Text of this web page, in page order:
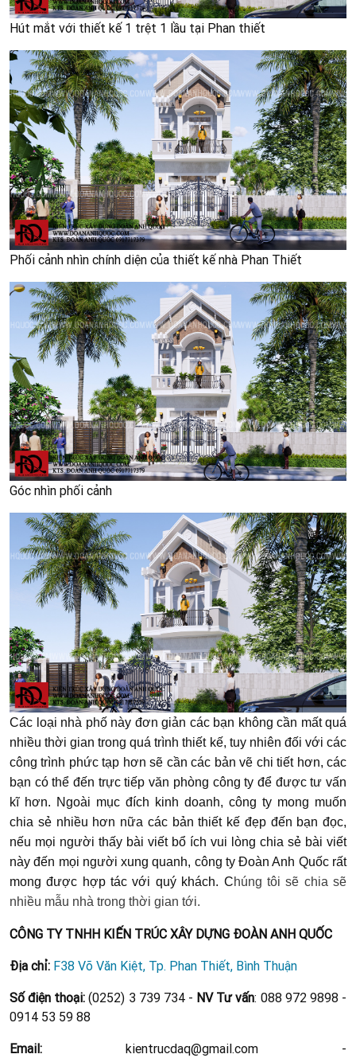
Hút mắt với thiết kế 1 trệt 1 lầu tại Phan thiết
Phối cảnh nhìn chính diện của thiết kế nhà Phan Thiết
Góc nhìn phối cảnh
Các loại nhà phố này đơn giản các bạn không cần mất quá
nhiều thời gian trong quá trình thiết kế, tuy nhiên đối với các
công trình phức tạp hơn sẽ cần các bản vẽ chi tiết hơn, các
bạn có thể đến trực tiếp văn phòng công ty để được tư vấn
kĩ hơn. Ngoài mục đích kinh doanh, công ty mong muốn
chia sẻ nhiều hơn nữa các bản thiết kế đẹp đến bạn đọc,
nếu mọi người thấy bài viết bổ ích vui lòng chia sẻ bài viết
này đến mọi người xung quanh, công ty Đoàn Anh Quốc rất
mong được hợp tác với quý khách. Chúng tôi sẽ chia sẽ
nhiều mẫu nhà trong thời gian tới.
CÔNG TY TNHH KIẾN TRÚC XÂY DỰNG ĐOÀN ANH QUỐC
Địa chỉ: F38 Võ Văn Kiệt, Tp. Phan Thiết, Bình Thuận
Số điện thoại: (0252) 3 739 734 - NV Tư vấn: 088 972 9898 -
0914 53 59 88
Email: kientrucdaq@gmail.com -